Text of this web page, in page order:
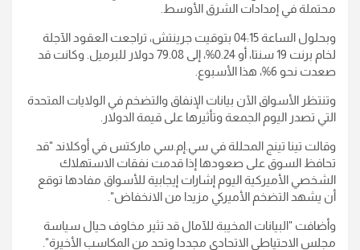
محتملة في إمدادات الشرق الأوسط.
وبحلول الساعة 04:15 بتوقيت جرينتش، تراجعت العقود الآجلة
لخام برنت 19 سنتا، أو 0.24%، إلى 79.08 دولار للبرميل. وكانت قد
صعدت نحو 6%، هذا الأسبوع.
وتنتظر الأسواق الآن بيانات الإنفاق والتضخم في الولايات المتحدة
التي تصدر اليوم الجمعة وتأثيرها على قيمة الدولار.
وقالت تينا تينج المحللة في سي.إم.سي ماركتس في أوكلاند "قد
تحافظ السوق على صعودها إذا قدمت نفقات الاستهلاك
الشخصي الأميركية اليوم إشارات إيجابية للأسواق مفادها توقع
أن يشهد التضخم الأميركي مزيدا من الانخفاض".
وأضافت "البيانات المخيبة للآمال قد تثير مخاوف حيال سياسة
مجلس الاحتياطي الاتحادي مجددا وتحد من المكاسب الأخيرة".